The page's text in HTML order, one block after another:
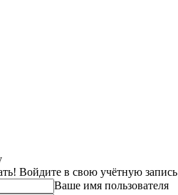
Войдите в свою учётную запись
Ваше имя пользователя